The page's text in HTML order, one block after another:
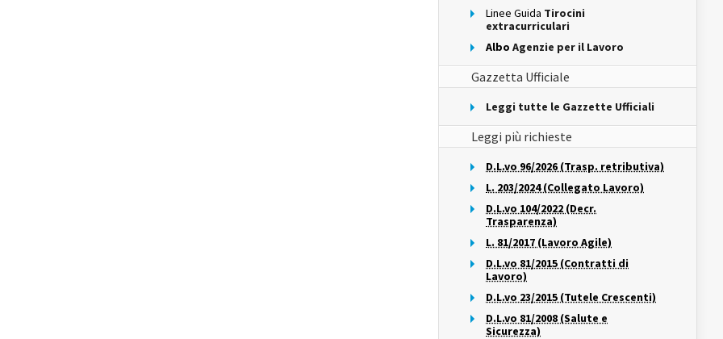
Linee Guida Tirocini
extracurriculari
Albo Agenzie per il Lavoro
Gazzetta Ufficiale
Leggi tutte le Gazzette Ufficiali
Leggi più richieste
D.L.vo 96/2026 (Trasp. retributiva)
L. 203/2024 (Collegato Lavoro)
D.L.vo 104/2022 (Decr.
Trasparenza)
L. 81/2017 (Lavoro Agile)
D.L.vo 81/2015 (Contratti di
Lavoro)
D.L.vo 23/2015 (Tutele Crescenti)
D.L.vo 81/2008 (Salute e
Sicurezza)